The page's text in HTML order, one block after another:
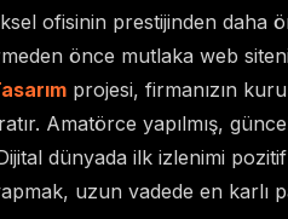
ofisinin prestijinden daha
önce mutlaka web
projesi, firmanızın
Amatörce yapılmış,
dünyada ilk izlenimi
uzun vadede en karlı